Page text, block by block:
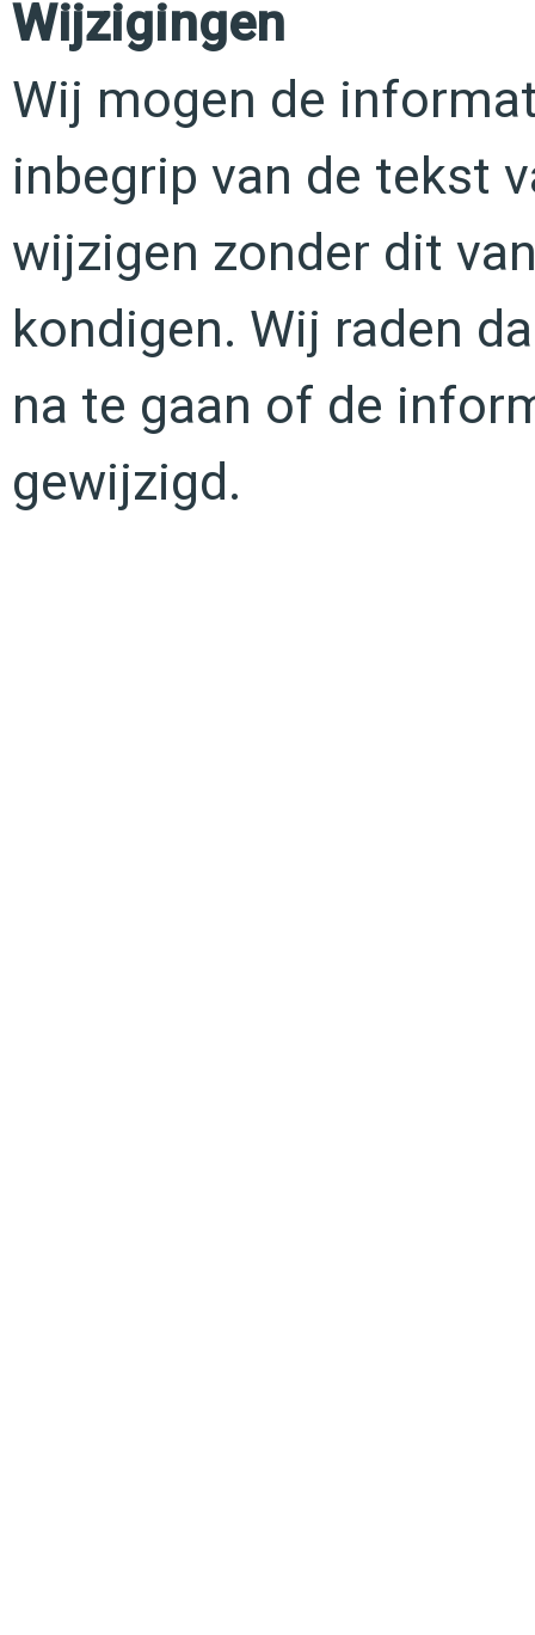
Wijzigingen
Wij mogen de
inbegrip van de tekst
wijzigen zonder dit
kondigen. Wij raden
na te gaan of de
gewijzigd.